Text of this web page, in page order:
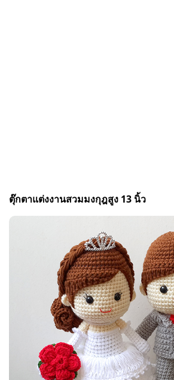
ตุ๊กตาแต่งงานสวมมงกุฎสูง 13 นิ้ว